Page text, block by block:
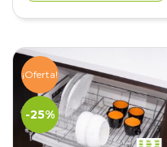
¡Oferta!
-25%